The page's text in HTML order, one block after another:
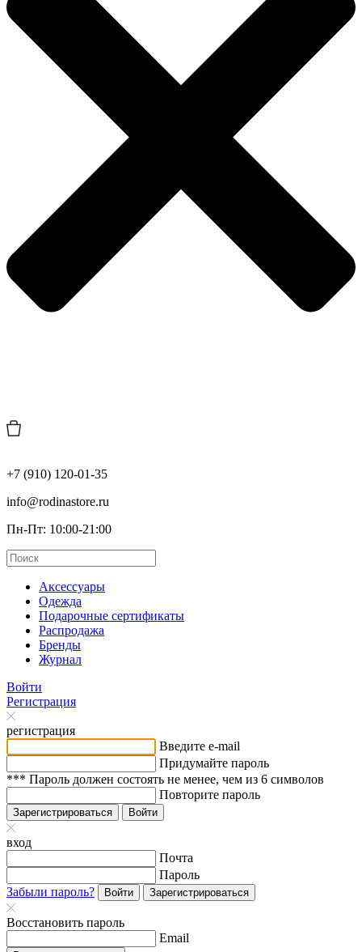
+7 (910) 120-01-35
info@rodinastore.ru
Пн-Пт: 10:00-21:00
Аксессуары
Одежда
Подарочные сертификаты
Распродажа
Бренды
Журнал
Войти
Регистрация
регистрация
Введите e-mail
Придумайте пароль
*** Пароль должен состоять не менее, чем из 6 символов
Повторите пароль
Зарегистрироваться Войти
вход
Почта
Пароль
Забыли пароль?
Войти Зарегистрироваться
Восстановить пароль
Email